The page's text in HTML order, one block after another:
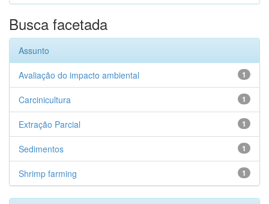
Busca facetada
Assunto
1
Avaliação do impacto ambiental
1
Carcinicultura
1
Extração Parcial
1
Sedimentos
1
Shrimp farming